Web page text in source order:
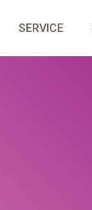
SERVICE